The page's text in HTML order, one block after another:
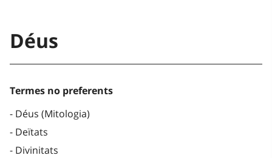
Déus
Termes no preferents
Déus (Mitologia)
Deïtats
Divinitats